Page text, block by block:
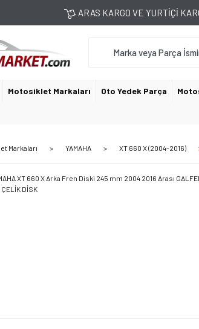
ARAS KARGO VE YURTİÇİ
Motosiklet Markaları Oto Yedek Parça
Markaları YAMAHA XT 660 X (2004-2016)